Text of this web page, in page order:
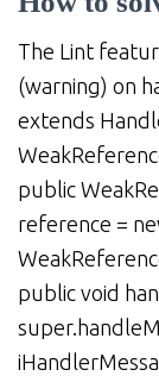
The Lint
(warning) on
extends
public
reference =
public void